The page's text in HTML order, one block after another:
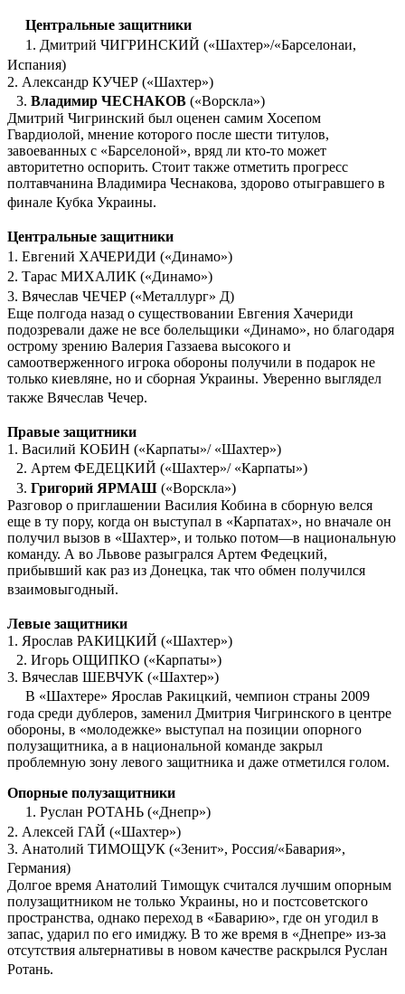
Центральные защитники
1. Дмитрий ЧИГРИНСКИЙ («Шахтер»/«Барселонаи,
Испания)
2. Александр КУЧЕР («Шахтер»)
3. Владимир ЧЕСНАКОВ («Ворскла»)
Дмитрий Чигринский был оценен самим Хосепом
Гвардиолой, мнение которого после шести титулов,
завоеванных с «Барселоной», вряд ли кто-то может
авторитетно оспорить. Стоит также отметить прогресс
полтавчанина Владимира Чеснакова, здорово отыгравшего в
финале Кубка Украины.
Центральные защитники
1. Евгений ХАЧЕРИДИ («Динамо»)
2. Тарас МИХАЛИК («Динамо»)
3. Вячеслав ЧЕЧЕР («Металлург» Д)
Еще полгода назад о существовании Евгения Хачериди
подозревали даже не все болельщики «Динамо», но благодаря
острому зрению Валерия Газзаева высокого и
самоотверженного игрока обороны получили в подарок не
только киевляне, но и сборная Украины. Уверенно выглядел
также Вячеслав Чечер.
Правые защитники
1. Василий КОБИН («Карпаты»/ «Шахтер»)
2. Артем ФЕДЕЦКИЙ («Шахтер»/ «Карпаты»)
3. Григорий ЯРМАШ («Ворскла»)
Разговор о приглашении Василия Кобина в сборную велся
еще в ту пору, когда он выступал в «Карпатах», но вначале он
получил вызов в «Шахтер», и только потом—в национальную
команду. А во Львове разыгрался Артем Федецкий,
прибывший как раз из Донецка, так что обмен получился
взаимовыгодный.
Левые защитники
1. Ярослав РАКИЦКИЙ («Шахтер»)
2. Игорь ОЩИПКО («Карпаты»)
3. Вячеслав ШЕВЧУК («Шахтер»)
В «Шахтере» Ярослав Ракицкий, чемпион страны 2009
года среди дублеров, заменил Дмитрия Чигринского в центре
обороны, в «молодежке» выступал на позиции опорного
полузащитника, а в национальной команде закрыл
проблемную зону левого защитника и даже отметился голом.
Опорные полузащитники
1. Руслан РОТАНЬ («Днепр»)
2. Алексей ГАЙ («Шахтер»)
3. Анатолий ТИМОЩУК («Зенит», Россия/«Бавария»,
Германия)
Долгое время Анатолий Тимощук считался лучшим опорным
полузащитником не только Украины, но и постсоветского
пространства, однако переход в «Баварию», где он угодил в
запас, ударил по его имиджу. В то же время в «Днепре» из-за
отсутствия альтернативы в новом качестве раскрылся Руслан
Ротань.